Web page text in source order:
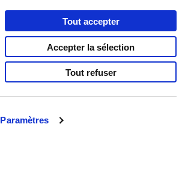
Paramètres
Tout accepter
Accepter la sélection
Tout refuser
LINKEDIN
FACEBOOK
INSTAGRAM